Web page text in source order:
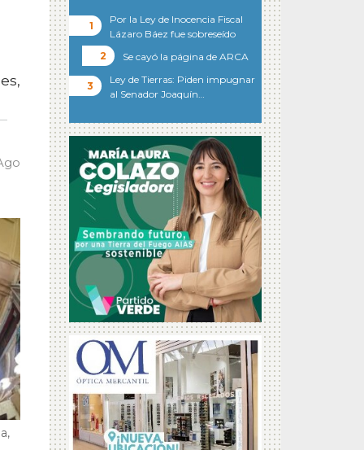
Por la Ley de Inocencia Fiscal
Lázaro Báez fue sobreseído
Se cayó la página de ARCA
Ley de Tierras: Piden impugnar
al Senador Joaquín…